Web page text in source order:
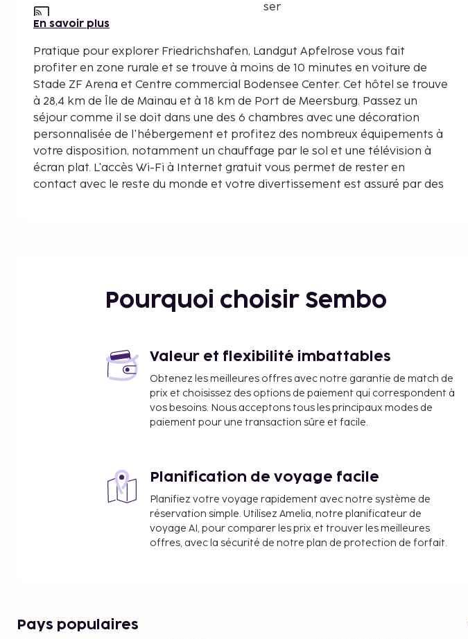
ser
En savoir plus
Pratique pour explorer Friedrichshafen, Landgut Apfelrose vous fait
profiter en zone rurale et se trouve à moins de 10 minutes en voiture de
Stade ZF Arena et Centre commercial Bodensee Center. Cet hôtel se trouve
à 28,4 km de Île de Mainau et à 18 km de Port de Meersburg. Passez un
séjour comme il se doit dans une des 6 chambres avec une décoration
personnalisée de l'hébergement et profitez des nombreux équipements à
votre disposition, notamment un chauffage par le sol et une télévision à
écran plat. L'accès Wi-Fi à Internet gratuit vous permet de rester en
contact avec le reste du monde et votre divertissement est assuré par des
Plage de Friedrichshafen - 3,9 km
Musée Schulmuseum - 4 km
Centre culturel Graf-Zeppelin-Haus - 4,2 km
Promenade de Friedrichshafen - 4,2 km
Installation artistique Klangschiff - 4,5 km
Fontaine Buchhorn - 4,9 km
Port de Friedrichshafen - 5,5 km
Terminal ferry de Friedrichshafen - 5,7 km
Point de vue Moleturm - 5,7 km
Tour à Vélo Friedrichshafen - 5,9 km
Les aéroports les plus proches de l'hébergement sont :
Aéroport de Friedrichshafen - Lac de Constance (FDH) - 9 km
une consigne à bagages et du café dans les espaces communs. Un parking
gratuit est disponible dans l'enceinte de l'hébergement. Non seulement des
Pourquoi choisir Sembo
Valeur et flexibilité imbattables
Obtenez les meilleures offres avec notre garantie de match de
prix et choisissez des options de paiement qui correspondent à
vos besoins. Nous acceptons tous les principaux modes de
paiement pour une transaction sûre et facile.
Planification de voyage facile
Planifiez votre voyage rapidement avec notre système de
réservation simple. Utilisez Amelia, notre planificateur de
voyage AI, pour comparer les prix et trouver les meilleures
offres, avec la sécurité de notre plan de protection de forfait.
Pays populaires